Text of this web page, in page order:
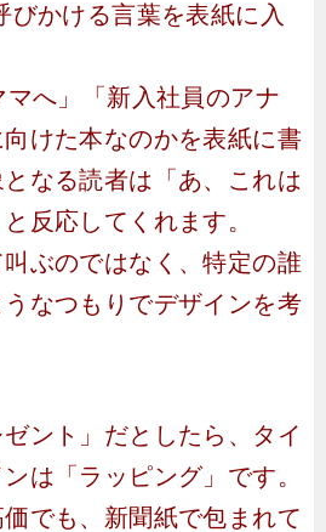
びかける言葉を表紙に入
マへ」「新入社員のアナ
けた本なのかを表紙に書
なる読者は「あ、これは
反応してくれます。
ぶのではなく、特定の誰
なつもりでデザインを考
ント」だとしたら、タイ
は「ラッピング」です。
でも、新聞紙で包まれて